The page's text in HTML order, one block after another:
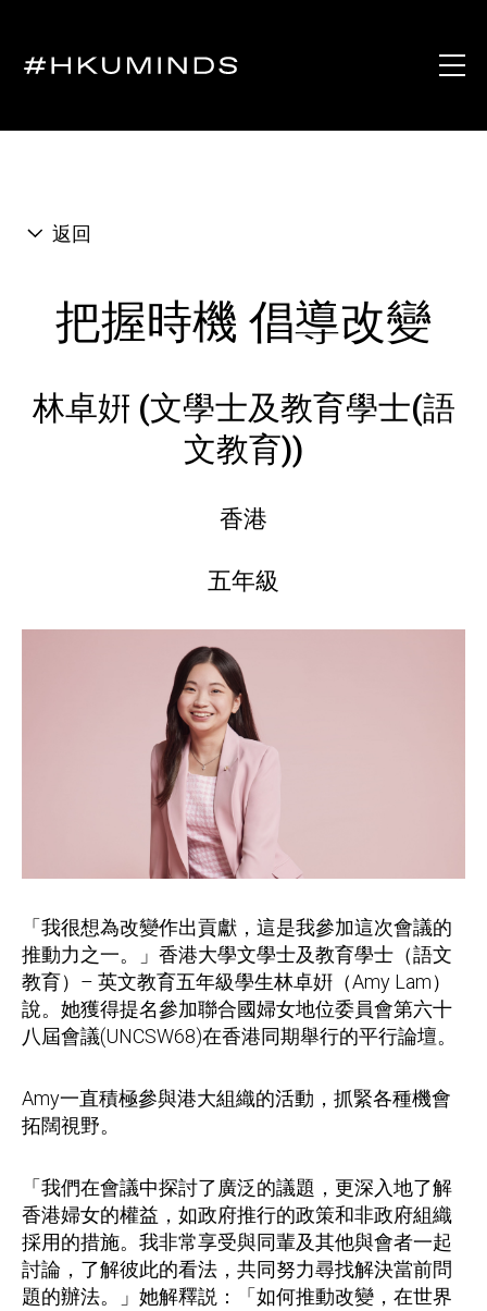
返回
把握時機 倡導改變
林卓姸 (文學士及教育學士(語
文教育))
香港
五年級
「我很想為改變作出貢獻，這是我參加這次會議的
推動力之一。」香港大學文學士及教育學士（語文
教育）– 英文教育五年級學生林卓姸（Amy Lam）
說。她獲得提名參加聯合國婦女地位委員會第六十
八屆會議(UNCSW68)在香港同期舉行的平行論壇。
Amy一直積極參與港大組織的活動，抓緊各種機會
拓闊視野。
「我們在會議中探討了廣泛的議題，更深入地了解
香港婦女的權益，如政府推行的政策和非政府組織
採用的措施。我非常享受與同輩及其他與會者一起
討論，了解彼此的看法，共同努力尋找解決當前問
題的辦法。」她解釋説：「如何推動改變，在世界